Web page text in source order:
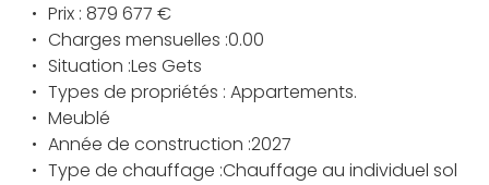
Prix : 879 677 €
Charges mensuelles :0.00
Situation :Les Gets
Types de propriétés : Appartements.
Meublé
Année de construction :2027
Type de chauffage :Chauffage au individuel sol